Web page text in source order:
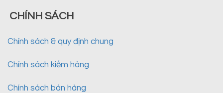
CHÍNH SÁCH
Chính sách & quy định chung
Chính sách kiểm hàng
Chính sách bán hàng